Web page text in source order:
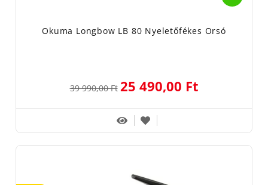
Okuma Longbow LB 80 Nyeletőfékes Orsó
39 990,00 Ft 25 490,00 Ft